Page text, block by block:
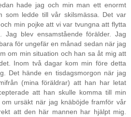
hade jag och min man ett enormt
som ledde till vår skilsmässa. Det var
min pojke att vi var tvungna att flytta
Jag blev ensamstående förälder. Jag
för ungefär en månad sedan när jag
om min situation och han sa åt mig att
Inom två dagar kom min före detta
Det hände en tisdagsmorgon när jag
(mina föräldrar) att han har letat
att han skulle komma till min
ursäkt när jag knäböjde framför vår
att den här mannen har hjälpt mig.